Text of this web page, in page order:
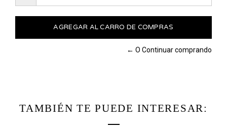
← O Continuar comprando
TAMBIÉN TE PUEDE INTERESAR: